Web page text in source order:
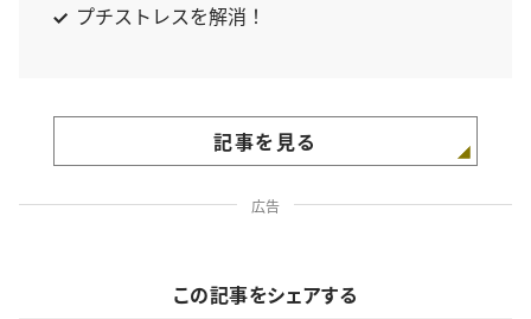
プチストレスを解消！
記事を見る
広告
この記事をシェアする